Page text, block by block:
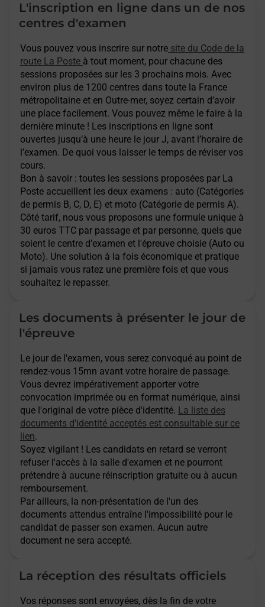
L'inscription en ligne dans un de nos
centres d'examen
Vous pouvez vous inscrire sur notre site du Code de la
route La Poste à tout moment, pour chacune des
sessions proposées sur les 3 prochains mois. Avec
environ plus de 1200 centres dans toute la France
métropolitaine et en Outre-mer, soyez certain d’avoir
une place facilement. Vous pouvez même le faire à la
dernière minute ! Les inscriptions en ligne sont
ouvertes jusqu’à une heure le jour J, avant l’horaire de
l’examen. De quoi vous laisser le temps de réviser vos
cours.
Bon à savoir : toutes les sessions proposées par La
Poste accueillent les deux examens : auto (Catégories
de permis B, C, D, E) et moto (Catégorie de permis A).
Côté tarif, nous vous proposons une formule unique à
30 euros TTC par passage et par personne, quels que
soient le centre d’examen et l'épreuve choisie (Auto ou
Moto). Une solution à la fois économique et pratique
si jamais vous ratez une première fois et que vous
souhaitez le repasser.
Les documents à présenter le jour de
l'épreuve
Le jour de l'examen, vous serez convoqué au point de
rendez-vous 15mn avant votre horaire de passage.
Vous devrez impérativement apporter votre
convocation imprimée ou en format numérique, ainsi
que l'original de votre pièce d'identité. La liste des
documents d'identité acceptés est consultable sur ce
lien.
Soyez vigilant ! Les candidats en retard se verront
refuser l'accès à la salle d'examen et ne pourront
prétendre à aucune réinscription gratuite ou à aucun
remboursement.
Par ailleurs, la non-présentation de l'un des
documents attendus entraîne l'impossibilité pour le
candidat de passer son examen. Aucun autre
document ne sera accepté.
La réception des résultats officiels
Vos réponses sont envoyées, dès la fin de votre